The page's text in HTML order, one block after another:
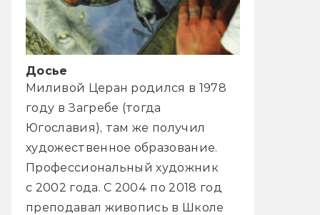
Досье
Миливой Церан родился в 1978
году в Загребе (тогда
Югославия), там же получил
художественное образование.
Профессиональный художник
с 2002 года. С 2004 по 2018 год
преподавал живопись в Школе